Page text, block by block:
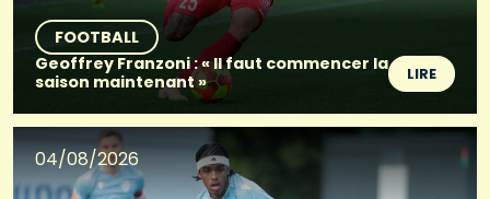
FOOTBALL
Geoffrey Franzoni : « Il faut commencer la
saison maintenant »
LIRE
04/08/2026